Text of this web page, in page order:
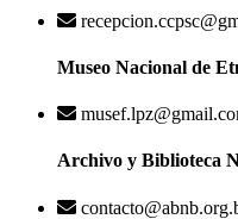
Museo Nacional de
Archivo y Biblioteca